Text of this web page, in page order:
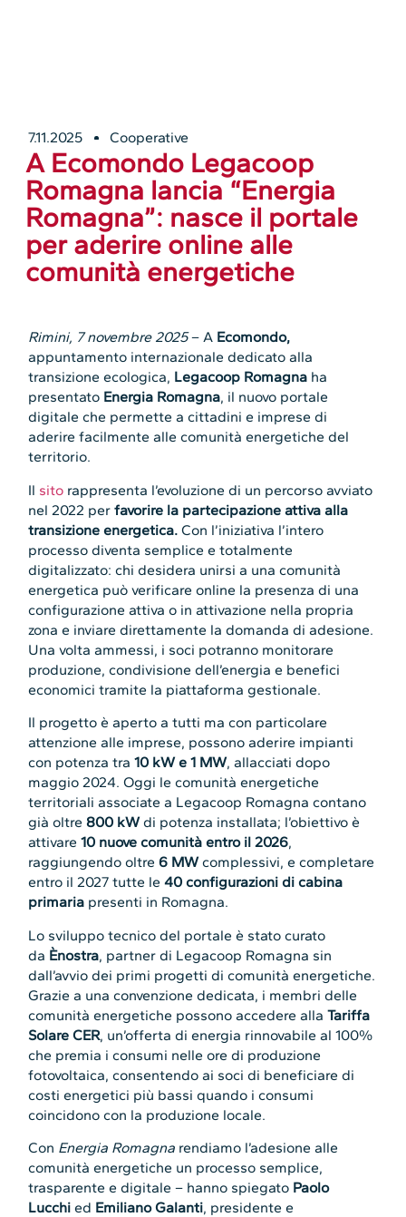
7.11.2025 Cooperative
A Ecomondo Legacoop
Romagna lancia “Energia
Romagna”: nasce il portale
per aderire online alle
comunità energetiche
Rimini, 7 novembre 2025– A Ecomondo,
appuntamento internazionale dedicato alla
transizione ecologica, Legacoop Romagna ha
presentato Energia Romagna, il nuovo portale
digitale che permette a cittadini e imprese di
aderire facilmente alle comunità energetiche del
territorio.
Il sito rappresenta l’evoluzione di un percorso avviato
nel 2022 perfavorire la partecipazione attiva alla
transizione energetica.Con l’iniziativa l’intero
processo diventa semplice e totalmente
digitalizzato: chi desidera unirsi a una comunità
energetica può verificare online la presenza di una
configurazione attiva o in attivazione nella propria
zona e inviare direttamente la domanda di adesione.
Una volta ammessi, i soci potranno monitorare
produzione, condivisione dell’energia e benefici
economici tramite la piattaforma gestionale.
Il progetto è aperto a tutti ma con particolare
attenzione alle imprese, possono aderire impianti
con potenza tra10 kW e 1 MW, allacciati dopo
maggio 2024. Oggi le comunità energetiche
territoriali associate a Legacoop Romagna contano
già oltre800 kWdi potenza installata; l’obiettivo è
attivare10 nuove comunità entro il 2026,
raggiungendo oltre6 MWcomplessivi, e completare
entro il 2027 tutte le40 configurazioni di cabina
primaria presenti in Romagna.
Lo sviluppo tecnico del portale è stato curato
da Ènostra, partner di Legacoop Romagna sin
dall’avvio dei primi progetti di comunità energetiche.
Grazie a una convenzione dedicata, i membri delle
comunità energetiche possono accedere allaTariffa
Solare CER, un’offerta di energia rinnovabile al 100%
che premia i consumi nelle ore di produzione
fotovoltaica, consentendo ai soci di beneficiare di
costi energetici più bassi quando i consumi
coincidono con la produzione locale.
Con Energia Romagna rendiamo l’adesione alle
comunità energetiche un processo semplice,
trasparente e digitale – hanno spiegato Paolo
Lucchi ed Emiliano Galanti, presidente e